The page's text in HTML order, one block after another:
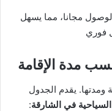
مجانا، مما يسهل
فوري
حسب مدة الإقامة
ومدتها. يقدم الجدول
السياحية في الشارقة: